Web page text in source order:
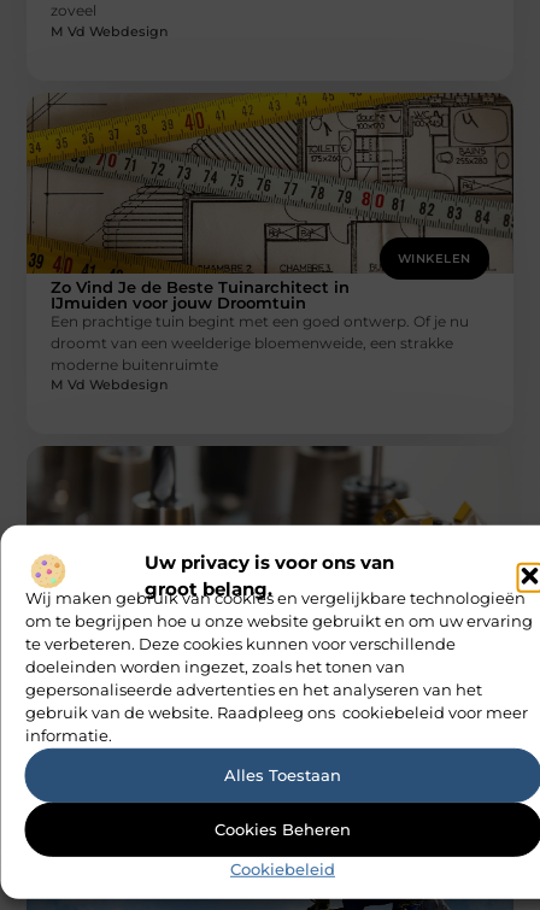
Uw privacy is voor ons van
groot belang.
Wij maken gebruik van cookies en vergelijkbare technologieën
om te begrijpen hoe u onze website gebruikt en om uw ervaring
te verbeteren. Deze cookies kunnen voor verschillende
doeleinden worden ingezet, zoals het tonen van
gepersonaliseerde advertenties en het analyseren van het
gebruik van de website. Raadpleeg ons cookiebeleid voor meer
informatie.
Alles Toestaan
Cookies Beheren
Cookiebeleid
zoveel
M Vd Webdesign
WINKELEN
Zo Vind Je de Beste Tuinarchitect in
IJmuiden voor jouw Droomtuin
Een prachtige tuin begint met een goed ontwerp. Of je nu
droomt van een weelderige bloemenweide, een strakke
moderne buitenruimte
M Vd Webdesign
Bouwmarkt in Zaanstad: Waar moet je op
letten?
Welkom bij onze nieuwste blogpost! Als jij iemand bent die
graag zelf projecten aanpakt in of rondom het huis, dan
M Vd Webdesign